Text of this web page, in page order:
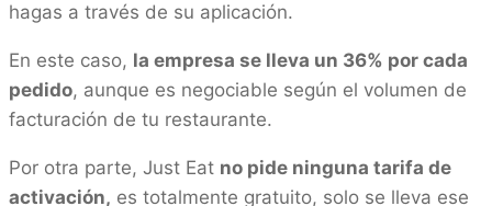
hagas a través de su aplicación.
En este caso, la empresa se lleva un 36% por cada
pedido, aunque es negociable según el volumen de
facturación de tu restaurante.
Por otra parte, Just Eat no pide ninguna tarifa de
activación, es totalmente gratuito, solo se lleva ese